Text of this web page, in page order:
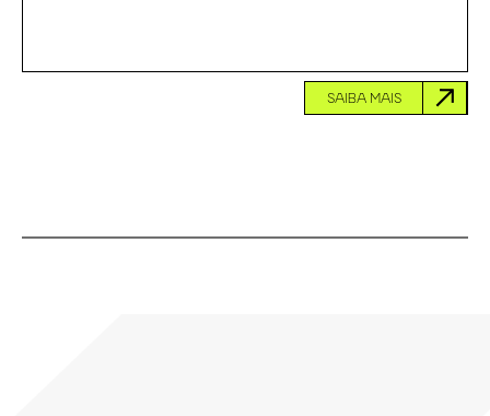
SAIBA MAIS